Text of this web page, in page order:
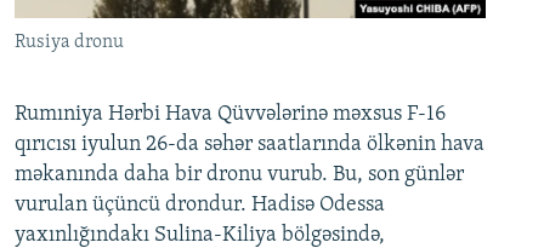
Rusiya dronu
Rumıniya Hərbi Hava Qüvvələrinə məxsus F-16
qırıcısı iyulun 26-da səhər saatlarında ölkənin hava
məkanında daha bir dronu vurub. Bu, son günlər
vurulan üçüncü drondur. Hadisə Odessa
yaxınlığındakı Sulina-Kiliya bölgəsində,